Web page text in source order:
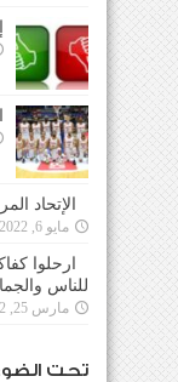
الإتحاد
مايو 6, 2022
ارحلوا
للناس
مارس 25, 2022
تحت